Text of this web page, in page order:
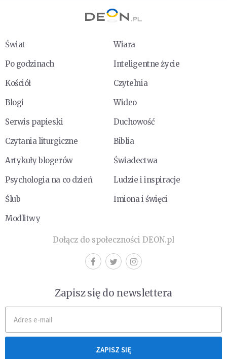
Świat
Wiara
Po godzinach
Inteligentne życie
Kościół
Czytelnia
Blogi
Wideo
Serwis papieski
Duchowość
Czytania liturgiczne
Biblia
Artykuły blogerów
Świadectwa
Psychologia na co dzień
Ludzie i inspiracje
Ślub
Imiona i święci
Modlitwy
Dołącz do społeczności DEON.pl
Zapisz się do newslettera
ZAPISZ SIĘ